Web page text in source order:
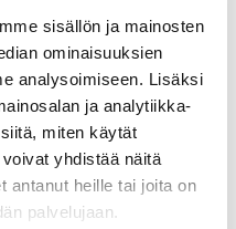
sisällön ja mainosten
ominaisuuksien
analysoimiseen. Lisäksi
ja analytiikka-
miten käytät
yhdistää näitä
antanut heille tai joita on
palvelujaan.
kiristetään
vuosina 2021–
120 miljoonan euron
tarkastella
kanssa osana